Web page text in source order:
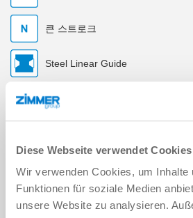
Diese Webseite verwendet Cookies
Wir verwenden Cookies, um
Funktionen für soziale Medien
unsere Website zu analysieren.
큰 스트로크
Steel Linear Guide
기술 데이터
개별화